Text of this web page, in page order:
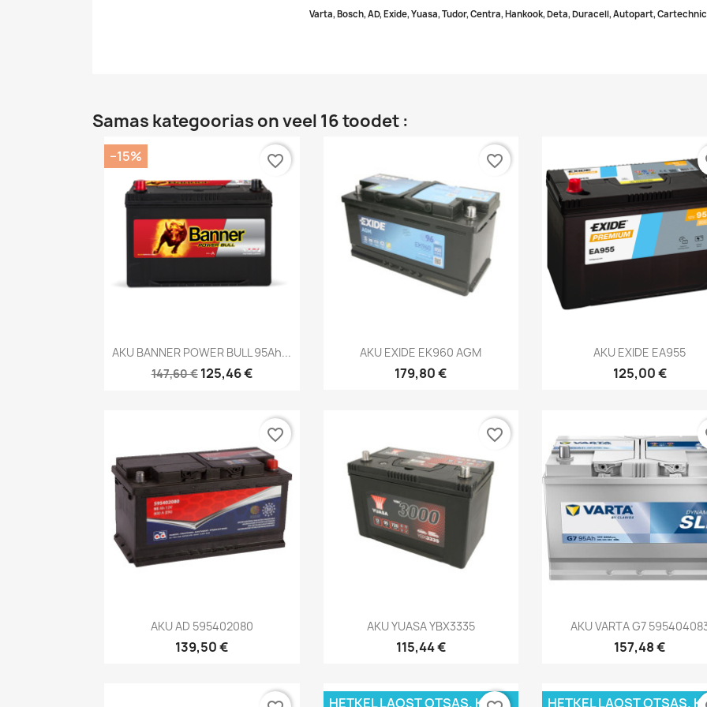
Varta, Bosch, AD, Exide, Yuasa, Tudor, Centra, Hankook, Deta, Duracell, Autopart,
Samas kategoorias on veel 16 toodet :
Kiirvaade
AKU BANNER POWER BULL 95Ah...
147,60 € 125,46 €
−15% favorite_border
Kiirvaade
AKU EXIDE EK960 AGM
179,80 €
favorite_border
Kiirvaade
AKU EXIDE EA955
125,00 €
Kiirvaade
AKU AD 595402080
139,50 €
favorite_border
 Kiirvaade
AKU YUASA YBX3335
115,44 €
favorite_border
Kiirvaade
AKU VARTA G7
157,48 €
HETKEL LAOST OTSAS. KÜSI HETKEL LAOST OTSAS.